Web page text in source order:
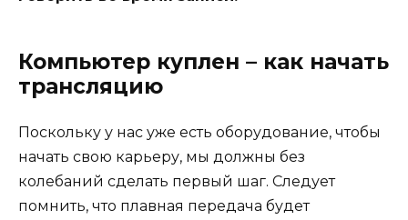
Компьютер куплен – как начать
трансляцию
Поскольку у нас уже есть оборудование, чтобы
начать свою карьеру, мы должны без
колебаний сделать первый шаг. Следует
помнить, что плавная передача будет